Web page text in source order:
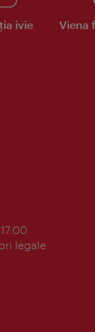
ivie Viena
legale